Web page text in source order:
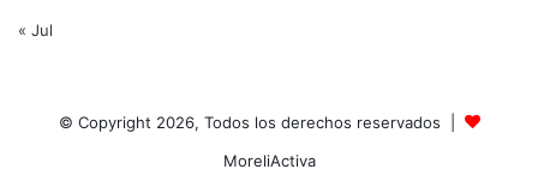
« Jul
© Copyright 2026, Todos los derechos reservados |
MoreliActiva